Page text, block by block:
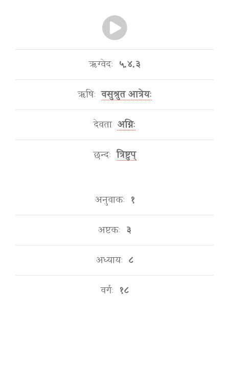
ऋग्वेदः ५.४.३
ऋषिः वसुश्रुत आत्रेयः
देवता अग्निः
छन्दः त्रिष्टुप्
अनुवाकः १
अष्टकः ३
अध्यायः ८
वर्गः १८